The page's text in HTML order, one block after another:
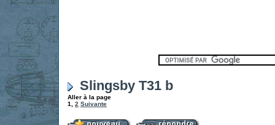
Slingsby T31 b
Aller à la page
1
2 Suivante